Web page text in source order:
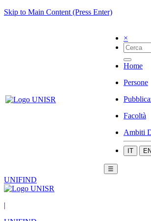
Skip to Main Content (Press Enter)
×
Home
Persone
Facoltà
Ambiti
IT EN
☰
UNIFIND
|